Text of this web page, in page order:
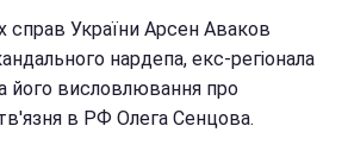
справ України Арсен Аваков
нардепа, екс-регіонала
його висловлювання про
в РФ Олега Сенцова.